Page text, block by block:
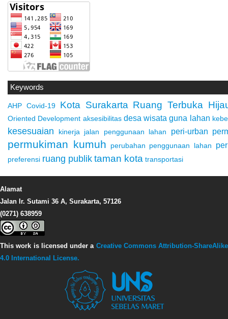
Keywords
AHP Covid-19 Kota Surakarta Ruang Terbuka
Oriented Development aksesibilitas desa wisata guna lahan
kesesuaian kinerja jalan penggunaan lahan peri-urban
permukiman kumuh perubahan penggunaan lahan
preferensi ruang publik taman kota transportasi
Alamat
Jalan Ir. Sutami 36 A, Surakarta, 57126
(0271) 638959
This work is licensed under a Creative Commons Attribution-ShareAlike
4.0 International License.